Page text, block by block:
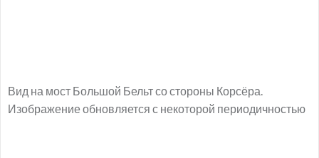
Вид на мост Большой Бельт со стороны Корсёра.
Изображение обновляется с некоторой периодичностью